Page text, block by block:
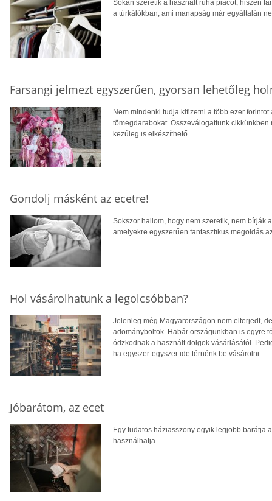
Sokan szeretik a használt ruha piacot, hiszen
a túrkálókban, ami manapság már egyáltalán
Farsangi jelmezt egyszerűen, gyorsan lehetőleg
Nem mindenki tudja kifizetni a több ezer
tömegdarabokat. Összeválogattunk
kezűleg is elkészíthető.
Gondolj másként az ecetre!
Sokszor hallom, hogy nem szeretik, nem bírják
amelyekre egyszerűen fantasztikus megoldás
Hol vásárolhatunk a legolcsóbban?
Jelenleg még Magyarországon nem elterjedt,
adományboltok. Habár országunkban is egyre
ódzkodnak a használt dolgok vásárlásától.
ha egyszer-egyszer ide térnénk be vásárolni.
Jóbarátom, az ecet
Egy tudatos háziasszony egyik legjobb barátja
használhatja.